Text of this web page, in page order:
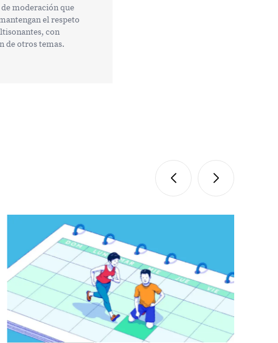
moderación que
el respeto
con
de otros temas.